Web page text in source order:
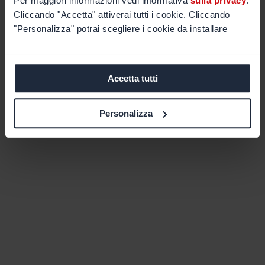
Cliccando "Accetta" attiverai tutti i cookie. Cliccando
"Personalizza" potrai scegliere i cookie da installare
Accetta tutti
Personalizza